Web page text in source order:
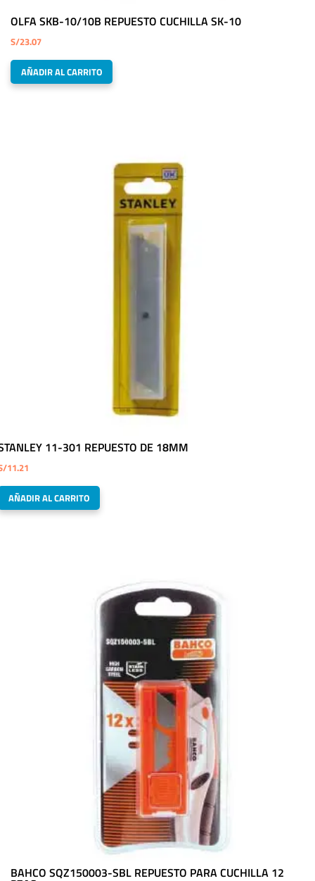
OLFA SKB-10/10B REPUESTO CUCHILLA SK-10
S/23.07
AÑADIR AL CARRITO
11-301 REPUESTO DE 18MM
11.21
AÑADIR AL CARRITO
BAHCO SQZ150003-SBL REPUESTO PARA CUCHILLA 12